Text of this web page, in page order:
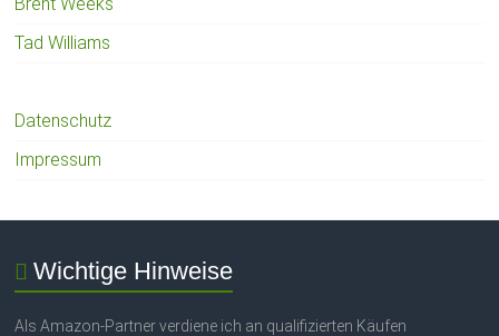
Tad Williams
Datenschutz
Impressum
Wichtige Hinweise
Als Amazon-Partner verdiene ich an qualifizierten Käufen